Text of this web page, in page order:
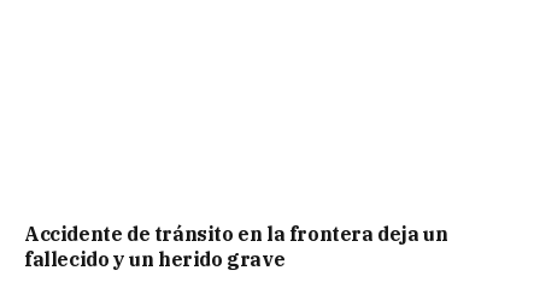
Accidente de tránsito en la frontera deja un
fallecido y un herido grave